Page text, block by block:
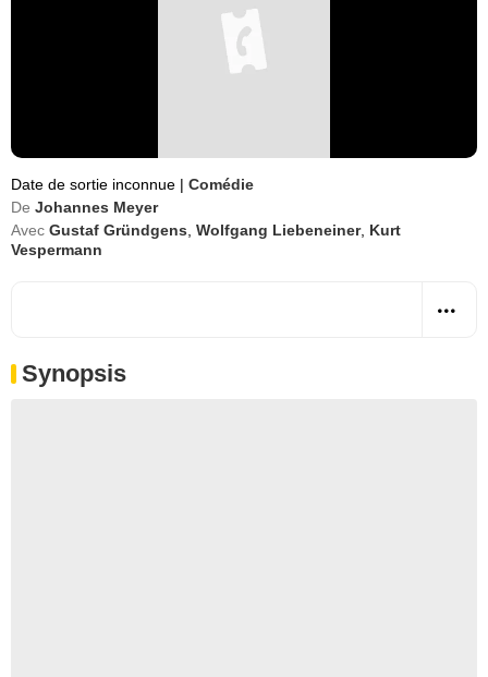
Date de sortie inconnue | Comédie
De Johannes Meyer
Avec Gustaf Gründgens Wolfgang Liebeneiner, Kurt
Vespermann
Synopsis